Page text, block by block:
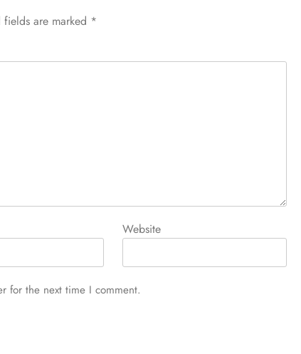
fields are marked *
Website
for the next time I comment.